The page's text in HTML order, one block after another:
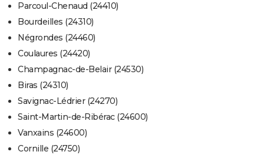
Parcoul-Chenaud (24410)
Bourdeilles (24310)
Négrondes (24460)
Coulaures (24420)
Champagnac-de-Belair (24530)
Biras (24310)
Savignac-Lédrier (24270)
Saint-Martin-de-Ribérac (24600)
Vanxains (24600)
Cornille (24750)